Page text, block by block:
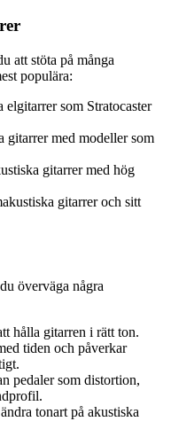
att stöta på många
populära:
som Stratocaster
med modeller som
gitarrer med hög
gitarrer och sitt
överväga några
hålla gitarren i rätt ton.
tiden och påverkar
pedaler som distortion,
tonart på akustiska